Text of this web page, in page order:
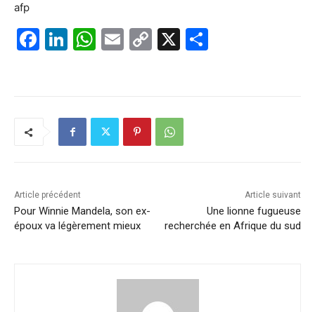
afp
F
k
Li
dI
n
W
A
p
E
C
Li
n
X
Article précédent
Pour Winnie Mandela, son ex-
époux va légèrement mieux
Article suivant
Une lionne fugueuse
recherchée en Afrique du sud